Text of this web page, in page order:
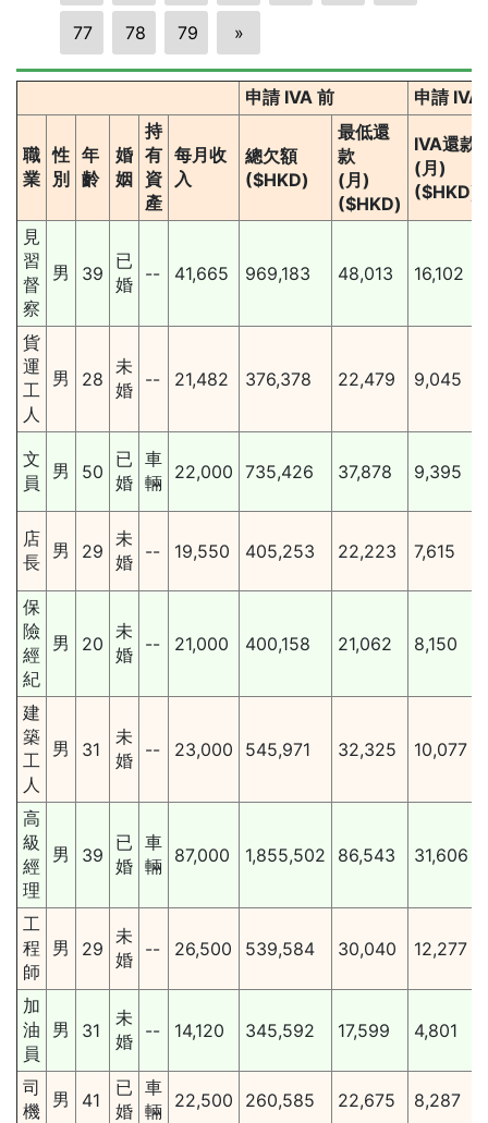
77 78 79 »
申請 IVA 前 申請 IVA
職
業
性
別
年
齡
婚
姻
持
有
資
產
每月收
入
總欠額
($HKD)
最低還
款
(月)
($HKD)
IVA還款
(月)
($HKD)
見
習
督
察
男 39
已
婚
-- 41,665 969,183 48,013 16,102
貨
運
工
人
男 28
未
婚
-- 21,482 376,378 22,479 9,045
文
員
男 50
已
婚
車
輛
22,000 735,426 37,878 9,395
店
長
男 29
未
婚
-- 19,550 405,253 22,223 7,615
保
險
經
紀
男 20
未
婚
-- 21,000 400,158 21,062 8,150
建
築
工
人
男 31
未
婚
-- 23,000 545,971 32,325 10,077
高
級
經
理
男 39
已
婚
車
輛
87,000 1,855,502 86,543 31,606
工
程
師
男 29
未
婚
-- 26,500 539,584 30,040 12,277
加
油
員
男 31
未
婚
-- 14,120 345,592 17,599 4,801
司
機
男 41
已
婚
車
輛
22,500 260,585 22,675 8,287